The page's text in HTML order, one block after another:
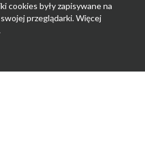
cookies były zapisywane na
przeglądarki. Więcej